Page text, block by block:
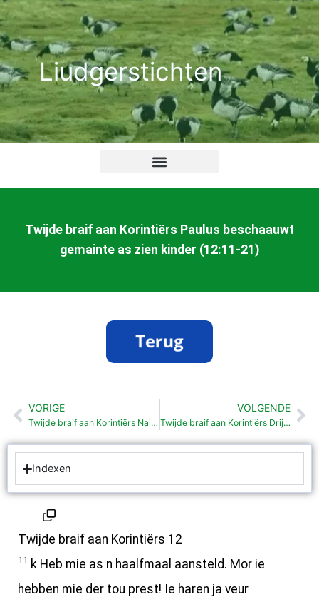
Ga
naar
de
inhoudLiudgerstichten
Twijde braif aan Korintiërs Paulus beschaauwt
gemainte as zien kinder (12:11-21)
Vorige
VORIGE
Twijde braif aan Korintiërs Nait groots worden (12: 1-10)
VOLGENDE
Twijde braif aan Korintiërs Drij woarschaauwens: nou wordt t eerns! (13: 1-13)
Indexen
Twijde braif aan Korintiërs 12
11 k Heb mie as n haalfmaal aansteld. Mor ie
hebben mie der tou prest! Ie haren ja veur